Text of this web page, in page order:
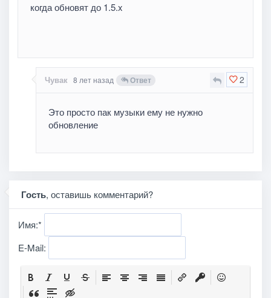
когда обновят до 1.5.x
2
Чувак 8 лет назад Ответ
Это просто пак музыки ему не нужно
обновление
Гость, оставишь комментарий?
Имя:*
E-Mail: